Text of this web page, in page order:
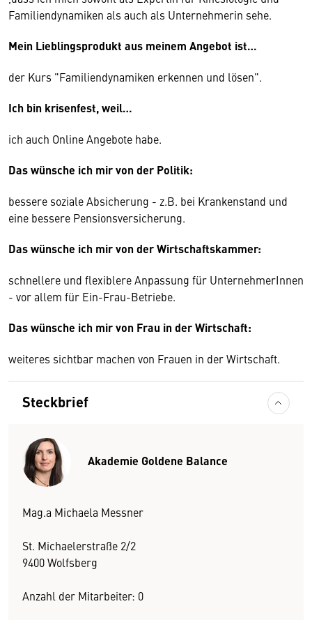
Familiendynamiken als auch als Unternehmerin sehe.
Mein Lieblingsprodukt aus meinem Angebot ist…
der Kurs "Familiendynamiken erkennen und lösen".
Ich bin krisenfest, weil…
ich auch Online Angebote habe.
Das wünsche ich mir von der Politik:
bessere soziale Absicherung - z.B. bei Krankenstand und
eine bessere Pensionsversicherung.
Das wünsche ich mir von der Wirtschaftskammer:
schnellere und flexiblere Anpassung für UnternehmerInnen
- vor allem für Ein-Frau-Betriebe.
Das wünsche ich mir von Frau in der Wirtschaft:
weiteres sichtbar machen von Frauen in der Wirtschaft.
Steckbrief
Akademie Goldene Balance
Mag.a Michaela Messner
St. Michaelerstraße 2/2
9400 Wolfsberg
Anzahl der Mitarbeiter: 0